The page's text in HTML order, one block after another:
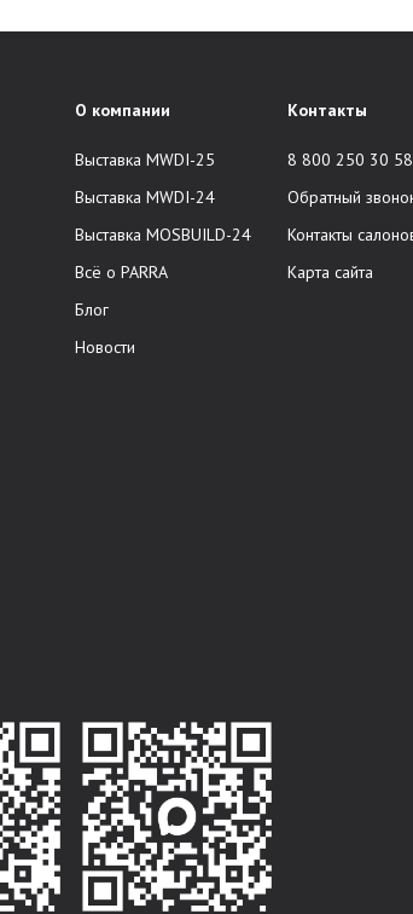
О компании
Выставка MWDI-25
Выставка MWDI-24
Выставка MOSBUILD-24
Всё о PARRA
Блог
Новости
Контакты
8 800 250 30 58
Обратный
Контакты
Карта сайта